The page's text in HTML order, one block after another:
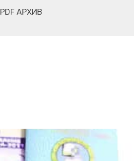
PDF АРХИВ